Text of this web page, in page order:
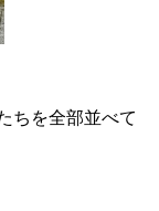
ちを全部並べて